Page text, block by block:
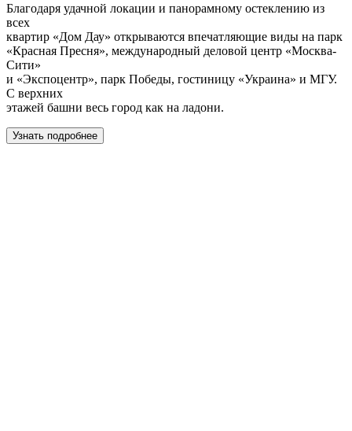
Благодаря удачной локации и панорамному остеклению из
всех
квартир «Дом Дау» открываются впечатляющие виды на парк
«Красная Пресня», международный деловой центр «Москва-
Сити»
и «Экспоцентр», парк Победы, гостиницу «Украина» и МГУ.
С верхних
этажей башни весь город как на ладони.
Узнать подробнее